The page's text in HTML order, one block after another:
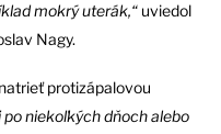
mokrý uterák,“uviedol
Nagy.
protizápalovou
po niekoľkých dňoch alebo